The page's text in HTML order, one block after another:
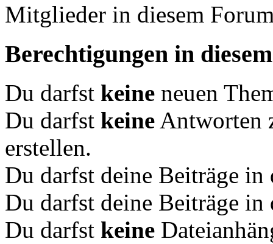
Mitglieder in diesem
Berechtigungen in
Du darfst keine neuen
Du darfst keine Antworten
erstellen.
Du darfst deine Beiträge
Du darfst deine Beiträge
Du darfst keine